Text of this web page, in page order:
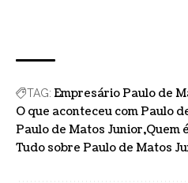
TAG: Empresário Paulo de
O que aconteceu com Paulo
Paulo de Matos Junior Quem
Tudo sobre Paulo de Matos